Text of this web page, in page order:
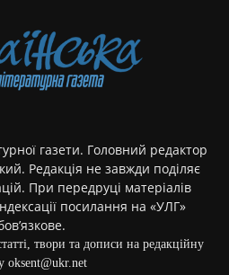
газети. Головний редактор
Редакція не завжди поділяє
При передруці матеріалів
посилання на «УЛГ»
твори та дописи на редакційну
oksent@ukr.net